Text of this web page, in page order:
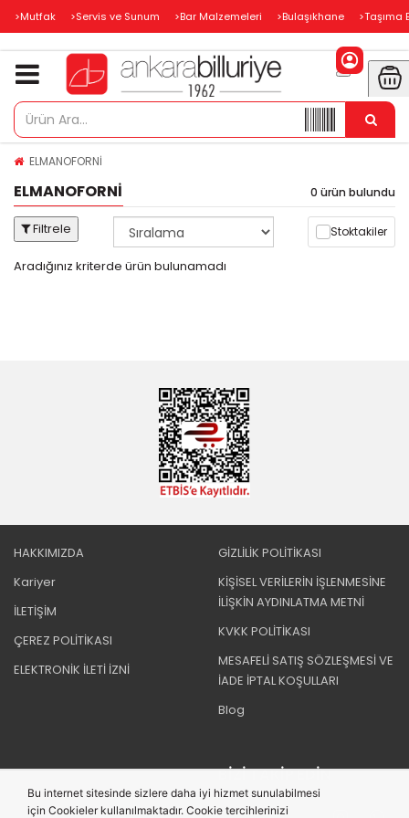
>Mutfak >Servis ve Sunum >Bar Malzemeleri >Bulaşıkhane >Taşıma
ELMANOFORNİ
ELMANOFORNİ 0 ürün bulundu
Filtrele Stoktakiler
Aradığınız kriterde ürün bulunamadı
HAKKIMIZDA
Kariyer
İLETİŞİM
ÇEREZ POLİTİKASI
ELEKTRONİK İLETİ İZNİ
GİZLİLİK POLİTİKASI
KİŞİSEL VERİLERİN İŞLENMESİNE
İLİŞKİN AYDINLATMA METNİ
KVKK POLİTİKASI
MESAFELİ SATIŞ SÖZLEŞMESİ VE
İADE İPTAL KOŞULLARI
Blog
BIZI TAKIP EDIN
Bu internet sitesinde sizlere daha iyi hizmet sunulabilmesi
için Cookieler kullanılmaktadır. Cookie tercihlerinizi